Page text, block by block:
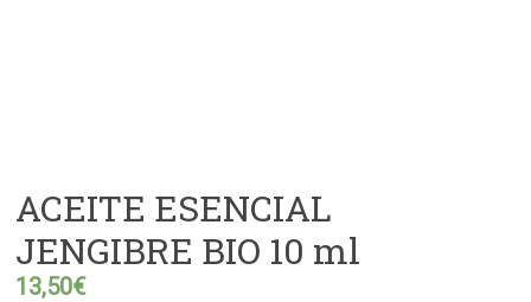
ACEITE ESENCIAL
JENGIBRE BIO 10 ml
13,50€